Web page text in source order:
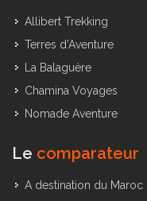
Allibert Trekking
Terres d’Aventure
La Balaguère
Chamina Voyages
Nomade Aventure
Le comparateur
A destination du Maroc